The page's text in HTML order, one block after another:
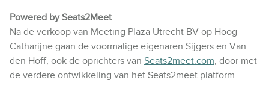
Powered by Seats2Meet
Na de verkoop van Meeting Plaza Utrecht BV op Hoog
Catharijne gaan de voormalige eigenaren Sijgers en Van
den Hoff, ook de oprichters van Seats2meet.com, door met
de verdere ontwikkeling van het Seats2meet platform